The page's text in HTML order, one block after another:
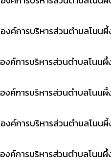
ค์การบริหารส่วนตำบลโนนผึ้
ค์การบริหารส่วนตำบลโนนผึ้
ค์การบริหารส่วนตำบลโนนผึ้
ค์การบริหารส่วนตำบลโนนผึ้
ค์การบริหารส่วนตำบลโนนผึ้